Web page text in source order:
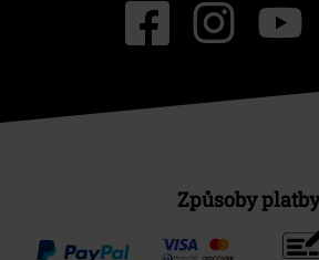
Způsoby platby